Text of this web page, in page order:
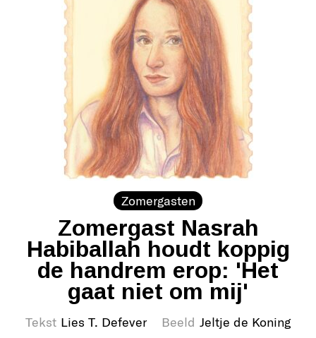
Zomergasten
Zomergast Nasrah
Habiballah houdt koppig
de handrem erop: 'Het
gaat niet om mij'
Tekst Lies T. Defever Beeld Jeltje de Koning